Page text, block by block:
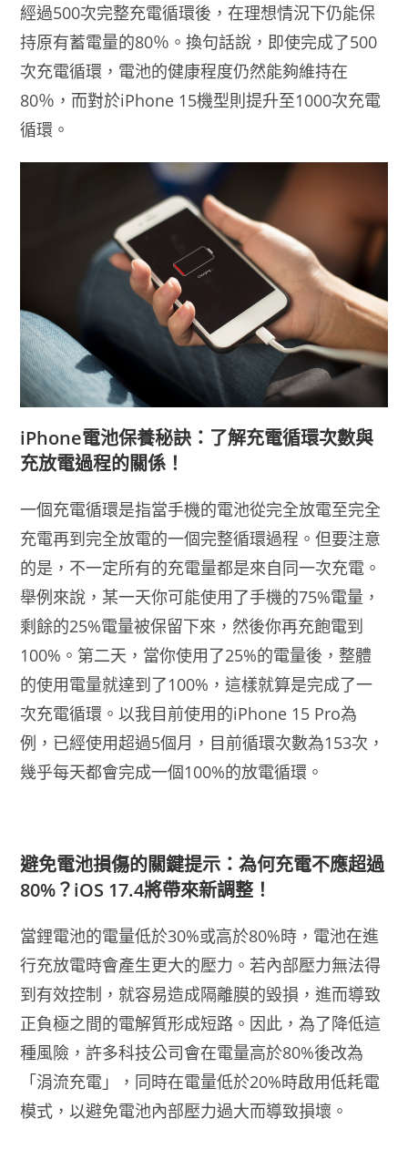
經過500次完整充電循環後，在理想情況下仍能保
持原有蓄電量的80％。換句話說，即使完成了500
次充電循環，電池的健康程度仍然能夠維持在
80％，而對於iPhone 15機型則提升至1000次充電
循環。
iPhone電池保養秘訣：了解充電循環次數與
充放電過程的關係！
一個充電循環是指當手機的電池從完全放電至完全
充電再到完全放電的一個完整循環過程。但要注意
的是，不一定所有的充電量都是來自同一次充電。
舉例來說，某一天你可能使用了手機的75%電量，
剩餘的25%電量被保留下來，然後你再充飽電到
100%。第二天，當你使用了25%的電量後，整體
的使用電量就達到了100%，這樣就算是完成了一
次充電循環。以我目前使用的iPhone 15 Pro為
例，已經使用超過5個月，目前循環次數為153次，
幾乎每天都會完成一個100%的放電循環。
避免電池損傷的關鍵提示：為何充電不應超過
80%？iOS 17.4將帶來新調整！
當鋰電池的電量低於30%或高於80%時，電池在進
行充放電時會產生更大的壓力。若內部壓力無法得
到有效控制，就容易造成隔離膜的毀損，進而導致
正負極之間的電解質形成短路。因此，為了降低這
種風險，許多科技公司會在電量高於80%後改為
「涓流充電」，同時在電量低於20%時啟用低耗電
模式，以避免電池內部壓力過大而導致損壞。